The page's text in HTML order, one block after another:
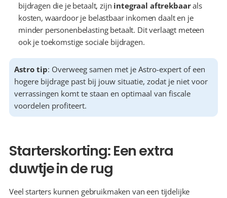
bijdragen die je betaalt, zijn integraal aftrekbaar als
kosten, waardoor je belastbaar inkomen daalt en je
minder personenbelasting betaalt. Dit verlaagt meteen
ook je toekomstige sociale bijdragen.
Astro tip: Overweeg samen met je Astro-expert of een
hogere bijdrage past bij jouw situatie, zodat je niet voor
verrassingen komt te staan en optimaal van fiscale
voordelen profiteert.
Starterskorting: Een extra
duwtje in de rug
Veel starters kunnen gebruikmaken van een tijdelijke